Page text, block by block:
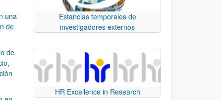
una
de
de
Estancias temporales de
investigadores externos
HR Excellence in Research